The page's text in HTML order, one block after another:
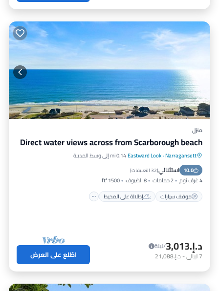
منزل
Direct water views across from Scarborough beach
Narragansett
·
Eastward Look0.14 mi إلى وسط المدينة
10.0 استثنائي(32 التعليقات )
4 غرف نوم 2 حمامات 8 الضيوف
1500 ft²
موقف سيارات
إطلالة على المحيط
موقف سيارات
إطلالة على المحيط
شرفة / تراس
د.إ.‏3,013
/ليلة
7ليالي- د.إ.‏21,088 اطّلع على العرض